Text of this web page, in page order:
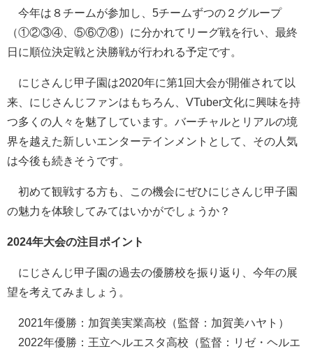
今年は８チームが参加し、5チームずつの２グループ
（①②③④、⑤⑥⑦⑧）に分かれてリーグ戦を行い、最終
日に順位決定戦と決勝戦が行われる予定です。
にじさんじ甲子園は2020年に第1回大会が開催されて以
来、にじさんじファンはもちろん、VTuber文化に興味を持
つ多くの人々を魅了しています。バーチャルとリアルの境
界を越えた新しいエンターテインメントとして、その人気
は今後も続きそうです。
初めて観戦する方も、この機会にぜひにじさんじ甲子園
の魅力を体験してみてはいかがでしょうか？
2024年大会の注目ポイント
にじさんじ甲子園の過去の優勝校を振り返り、今年の展
望を考えてみましょう。
2021年優勝：加賀美実業高校（監督：加賀美ハヤト）
2022年優勝：王立ヘルエスタ高校（監督：リゼ・ヘルエ